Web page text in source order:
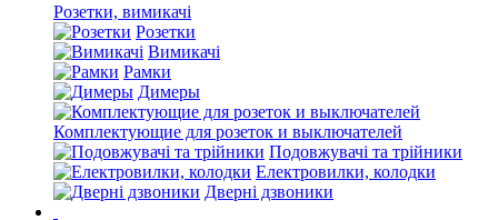
Розетки, вимикачі
Розетки
Вимикачі
Рамки
Димеры
Комплектующие для розеток и выключателей
Подовжувачі та трійники
Електровилки, колодки
Дверні дзвоники